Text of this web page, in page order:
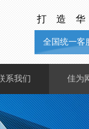
打造
全国统一客
系我们
为总部
为分部
佳为
商城会
商户支